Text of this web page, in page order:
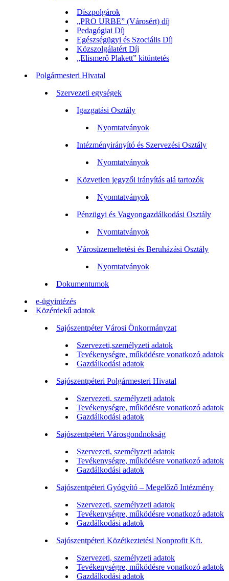
Díszpolgárok
„PRO URBE” (Városért) díj
Pedagógiai Díj
Egészségügyi és Szociális Díj
Közszolgálatért Díj
„Elismerő Plakett” kitüntetés
Polgármesteri Hivatal
Szervezeti egységek
Igazgatási Osztály
Nyomtatványok
Intézményirányító és Szervezési Osztály
Nyomtatványok
Közvetlen jegyzői irányítás alá tartozók
Nyomtatványok
Pénzügyi és Vagyongazdálkodási Osztály
Nyomtatványok
Városüzemeltetési és Beruházási Osztály
Nyomtatványok
Dokumentumok
e-ügyintézés
Közérdekű adatok
Sajószentpéter Városi Önkormányzat
Szervezeti,személyzeti adatok
Tevékenységre, működésre vonatkozó adatok
Gazdálkodási adatok
Sajószentpéteri Polgármesteri Hivatal
Szervezeti, személyzeti adatok
Tevékenységre, működésre vonatkozó adatok
Gazdálkodási adatok
Sajószentpéteri Városgondnokság
Szervezeti, személyzeti adatok
Tevékenységre, működésre vonatkozó adatok
Gazdálkodási adatok
Sajószentpéteri Gyógyító – Megelőző Intézmény
Szervezeti, személyzeti adatok
Tevékenységre, működésre vonatkozó adatok
Gazdálkodási adatok
Sajószentpéteri Közétkeztetési Nonprofit Kft.
Szervezeti, személyzeti adatok
Tevékenységre, működésre vonatkozó adatok
Gazdálkodási adatok